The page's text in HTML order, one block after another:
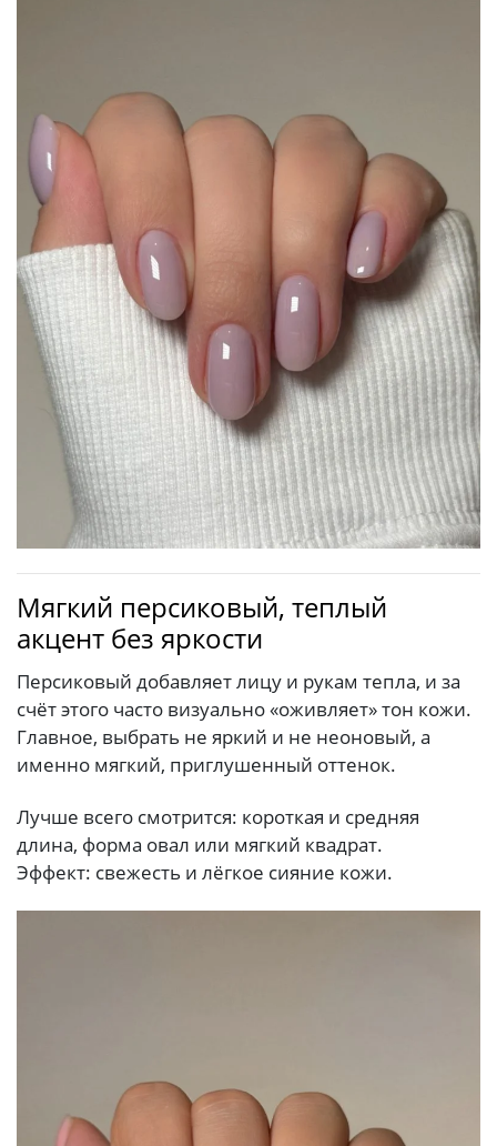
Мягкий персиковый, теплый
акцент без яркости
Персиковый добавляет лицу и рукам тепла, и за
счёт этого часто визуально «оживляет» тон кожи.
Главное, выбрать не яркий и не неоновый, а
именно мягкий, приглушенный оттенок.
Лучше всего смотрится: короткая и средняя
длина, форма овал или мягкий квадрат.
Эффект: свежесть и лёгкое сияние кожи.